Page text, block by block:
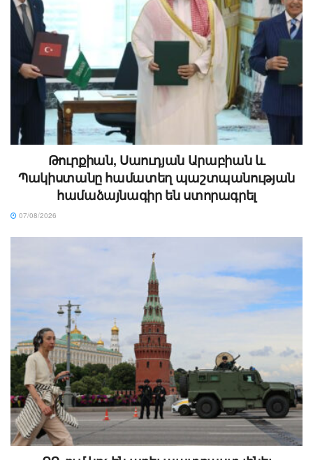
Թուրքիան, Սաուդյան Արաբիան և
Պակիստանը համատեղ պաշտպանության
համաձայնագիր են ստորագրել
07/08/2026